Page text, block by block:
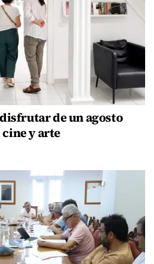
de un agosto
y arte